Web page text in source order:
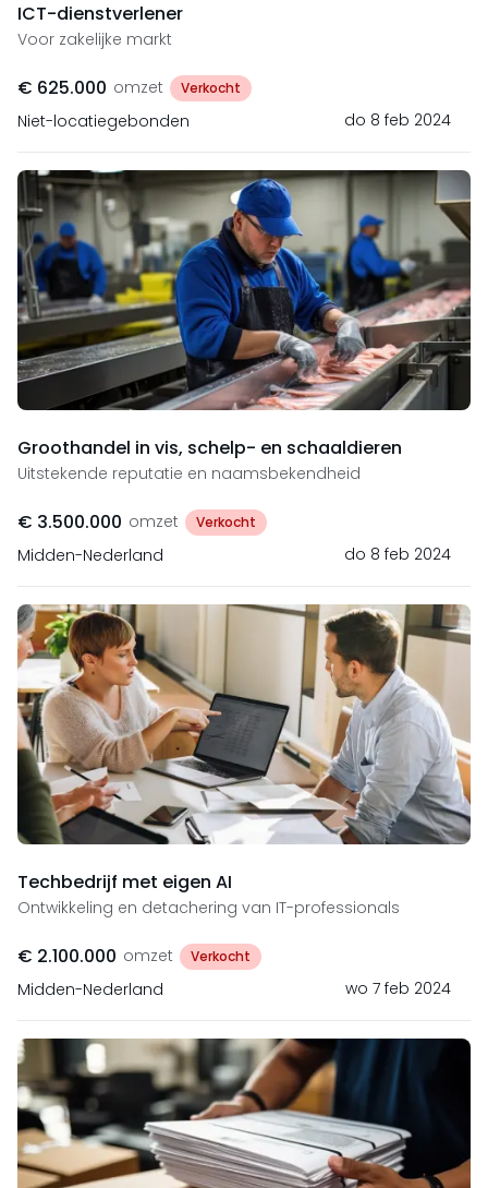
ICT-dienstverlener
Voor zakelijke markt
€ 625.000 omzet Verkocht
Niet-locatiegebonden do 8 feb 2024
Groothandel in vis, schelp- en schaaldieren
Uitstekende reputatie en naamsbekendheid
€ 3.500.000 omzet Verkocht
Midden-Nederland do 8 feb 2024
Techbedrijf met eigen AI
Ontwikkeling en detachering van IT-professionals
€ 2.100.000 omzet Verkocht
Midden-Nederland wo 7 feb 2024